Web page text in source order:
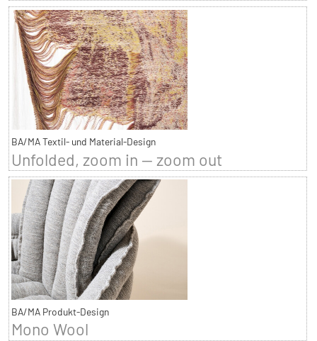
BA/MA Textil- und Material-Design
Unfolded, zoom in — zoom out
BA/MA Produkt-Design
Mono Wool